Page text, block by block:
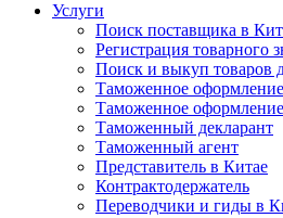
Услуги
Поиск поставщика в
Регистрация товарного
Поиск и выкуп товаров
Таможенное оформление
Таможенное оформление
Таможенный декларант
Таможенный агент
Представитель в Китае
Контрактодержатель
Переводчики и гиды в